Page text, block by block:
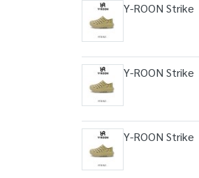
Y-ROON Strike
Y-ROON Strike
Y-ROON Strike